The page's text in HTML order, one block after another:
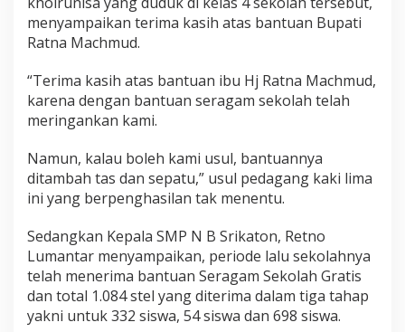
menyampaikan terima kasih atas bantuan Bupati
Ratna Machmud.
“Terima kasih atas bantuan ibu Hj Ratna Machmud,
karena dengan bantuan seragam sekolah telah
meringankan kami.
Namun, kalau boleh kami usul, bantuannya
ditambah tas dan sepatu,” usul pedagang kaki lima
ini yang berpenghasilan tak menentu.
Sedangkan Kepala SMP N B Srikaton, Retno
Lumantar menyampaikan, periode lalu sekolahnya
telah menerima bantuan Seragam Sekolah Gratis
dan total 1.084 stel yang diterima dalam tiga tahap
yakni untuk 332 siswa, 54 siswa dan 698 siswa.